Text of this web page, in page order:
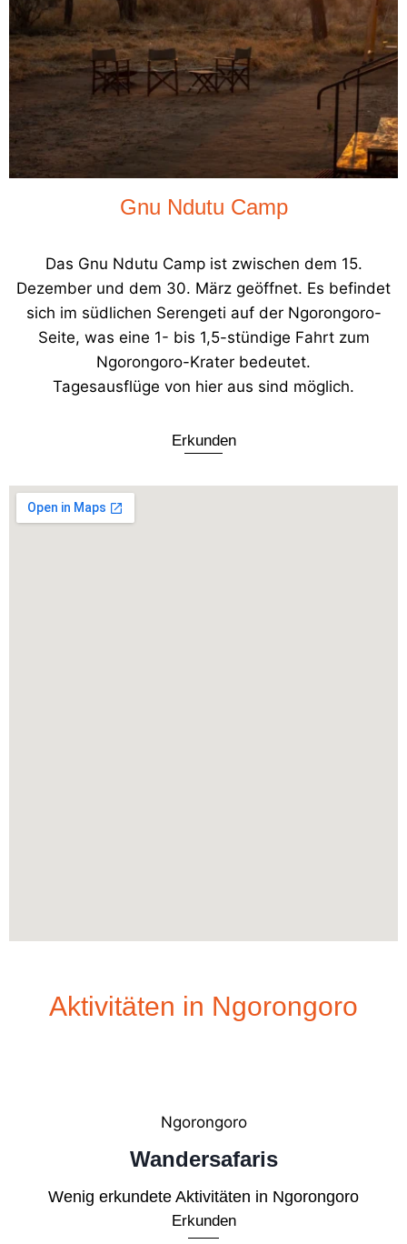
Gnu Ndutu Camp
Das Gnu Ndutu Camp ist zwischen dem 15.
Dezember und dem 30. März geöffnet. Es befindet
sich im südlichen Serengeti auf der Ngorongoro-
Seite, was eine 1- bis 1,5-stündige Fahrt zum
Ngorongoro-Krater bedeutet.
Tagesausflüge von hier aus sind möglich.
Erkunden
Aktivitäten in Ngorongoro
Ngorongoro
Wandersafaris
Wenig erkundete Aktivitäten in Ngorongoro
Erkunden